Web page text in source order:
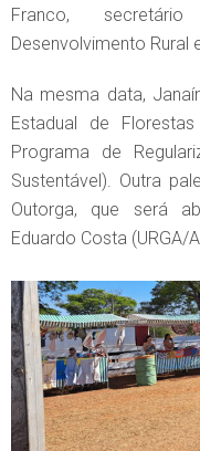
Franco,
Desenvolvimento Rural
Na mesma data,
Estadual de
Programa de
Sustentável). Outra
Outorga, que será
Eduardo Costa (URGA/